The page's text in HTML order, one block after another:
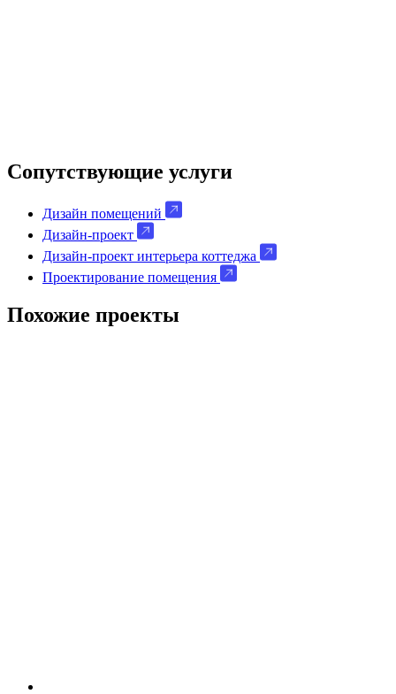
Сопутствующие услуги
Дизайн помещений
Дизайн-проект
Дизайн-проект интерьера коттеджа
Проектирование помещения
Похожие проекты